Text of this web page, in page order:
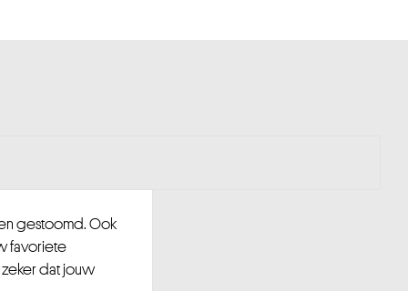
gestoomd. Ook
favoriete
dat jouw